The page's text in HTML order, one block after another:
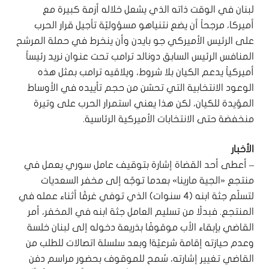
لبنان في الوقت ذاته الذي يشعل خلاله أزمة كبيرة مع
أميركا، مرجحاً أن يضع نتنياهو مسؤوليّة تأجيل قرار الحرب
على الرئيس الأميركي جو بايدن وأن ينخرط في حملة المرشح
المنافس الرئيس السابق دونالد ترامب تحت عنوان نريد رئيساً
أميركياً يدعم الكيان بلا شروط، ويلاقيه ترامب بمثل هذه
الوعود الانتخابية التي تحسّن من حجم تأييده في الأوساط
المؤيدة للكيان، لكن هذا يعني استمرار الحرب على وتيرة
منخفضة حتى الانتخابات الأميركية الرئاسية.
الأخبار
– أعطى أحد القضاة إشارة بتوقيف عامل سوري يعمل في
منتجع «الجية مارينا» بعدما توجّه إلى مخفر السعديات
لتسلّم جثة ابنه (4 سنوات) الذي توفي غرقًا أثناء عمله في
المنتجع. فبدلًا من تسليم العامل جثة ابنه في المخفر، أمر
القاضي بإبقاء الأب موقوفًا بذريعة دخوله إلى لبنان خلسة
وعدم حيازته إقامة شرعيّة! وبعد سلسلة اتصالات للطلب من
القاضي تغيير إشارته، سُمح للموقوف بحضور مراسم دفن